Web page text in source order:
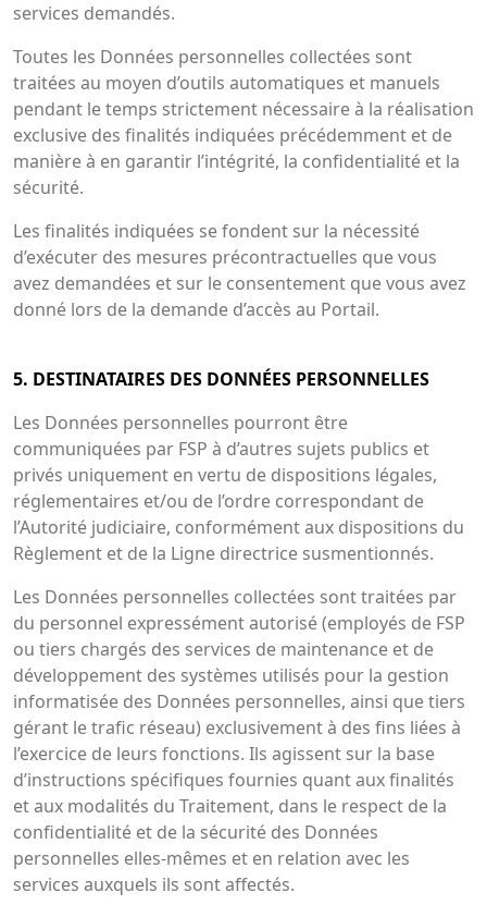
services demandés.
Toutes les Données personnelles collectées sont
traitées au moyen d’outils automatiques et manuels
pendant le temps strictement nécessaire à la réalisation
exclusive des finalités indiquées précédemment et de
manière à en garantir l’intégrité, la confidentialité et la
sécurité.
Les finalités indiquées se fondent sur la nécessité
d’exécuter des mesures précontractuelles que vous
avez demandées et sur le consentement que vous avez
donné lors de la demande d’accès au Portail.
5. DESTINATAIRES DES DONNÉES PERSONNELLES
Les Données personnelles pourront être
communiquées par FSP à d’autres sujets publics et
privés uniquement en vertu de dispositions légales,
réglementaires et/ou de l’ordre correspondant de
l’Autorité judiciaire, conformément aux dispositions du
Règlement et de la Ligne directrice susmentionnés.
Les Données personnelles collectées sont traitées par
du personnel expressément autorisé (employés de FSP
ou tiers chargés des services de maintenance et de
développement des systèmes utilisés pour la gestion
informatisée des Données personnelles, ainsi que tiers
gérant le trafic réseau) exclusivement à des fins liées à
l’exercice de leurs fonctions. Ils agissent sur la base
d’instructions spécifiques fournies quant aux finalités
et aux modalités du Traitement, dans le respect de la
confidentialité et de la sécurité des Données
personnelles elles-mêmes et en relation avec les
services auxquels ils sont affectés.